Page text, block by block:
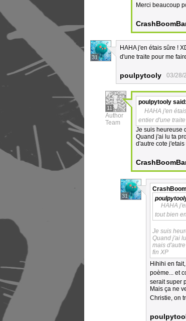
Merci beaucoup
31
HAHA j'en étais sûre !
d'une traite pour me
poulpytooly 03/28/
11
Author
Team
poulpytooly said:
HAHA j'en
entier d'une
Je suis heureuse
Quand j'ai lu ta
d'autre cote
31
HAHA
tout bien
Je suis
Quand j'ai
mais
fin XP
Hihihi en
poème... et
serait super
Mais ça ne
Christie, on